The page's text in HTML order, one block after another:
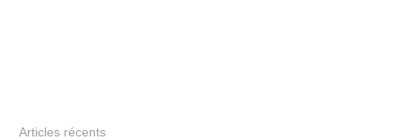
Articles récents